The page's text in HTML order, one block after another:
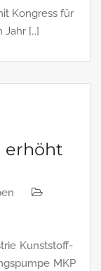
Kongress für
[…]
erhöht
Kunststoff-
MKP